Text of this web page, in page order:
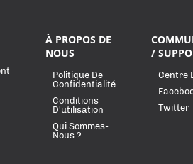
À PROPOS DE
NOUS
Politique De
Confidentialité
Conditions
D'utilisation
Qui Sommes-
Nous ?
/
Centre
Twitter